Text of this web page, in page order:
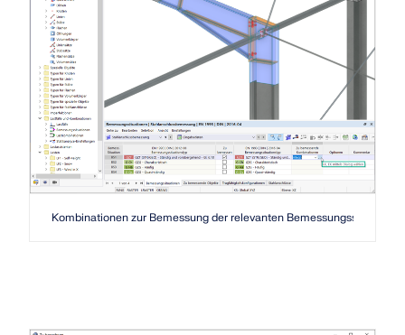
Kombinationen zur Bemessung der relevanten